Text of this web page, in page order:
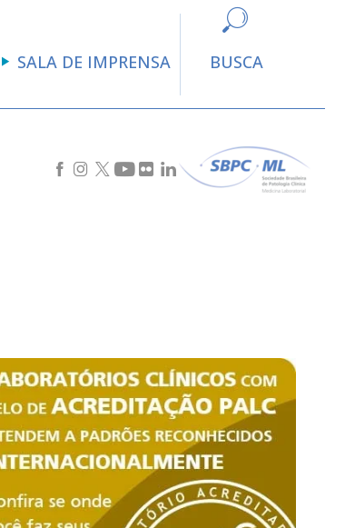
SALA DE IMPRENSA BUSCA